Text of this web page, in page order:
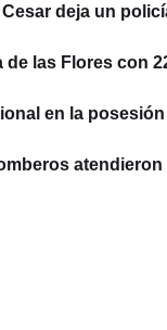
deja un
las Flores con
en la